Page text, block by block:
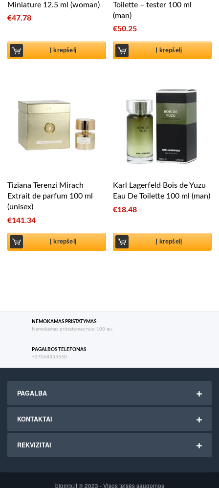
Miniature 12.5 ml (woman)
€47.78
Į krepšelį
Toilette – tester 100 ml
(man)
€50.25
Į krepšelį
Tiziana Terenzi Mirach
Extrait de parfum 100 ml
(unisex)
€141.34
Į krepšelį
Karl Lagerfeld Bois de Yuzu
Eau De Toilette 100 ml (man)
€18.48
Į krepšelį
NEMOKAMAS PRISTATYMAS
Nemokamas pristatymas nuo 100 eu.
PAGALBOS TELEFONAS
+37068355550
PAGALBA
KONTAKTAI
REKVIZITAI
bigmix.lt © 2023 - Visos teisės saugomos